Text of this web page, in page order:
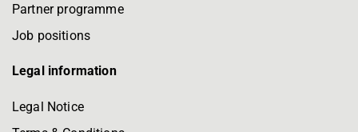
Partner programme
Job positions
Legal information
Legal Notice